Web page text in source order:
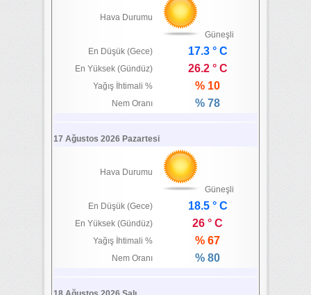
Hava Durumu
Güneşli
En Düşük (Gece)
17.3 ° C
En Yüksek (Gündüz) 26.2 ° C
Yağış İhtimali % % 10
Nem Oranı % 78
17 Ağustos 2026 Pazartesi
Hava Durumu
Güneşli
En Düşük (Gece)
18.5 ° C
En Yüksek (Gündüz) 26 ° C
Yağış İhtimali % % 67
Nem Oranı % 80